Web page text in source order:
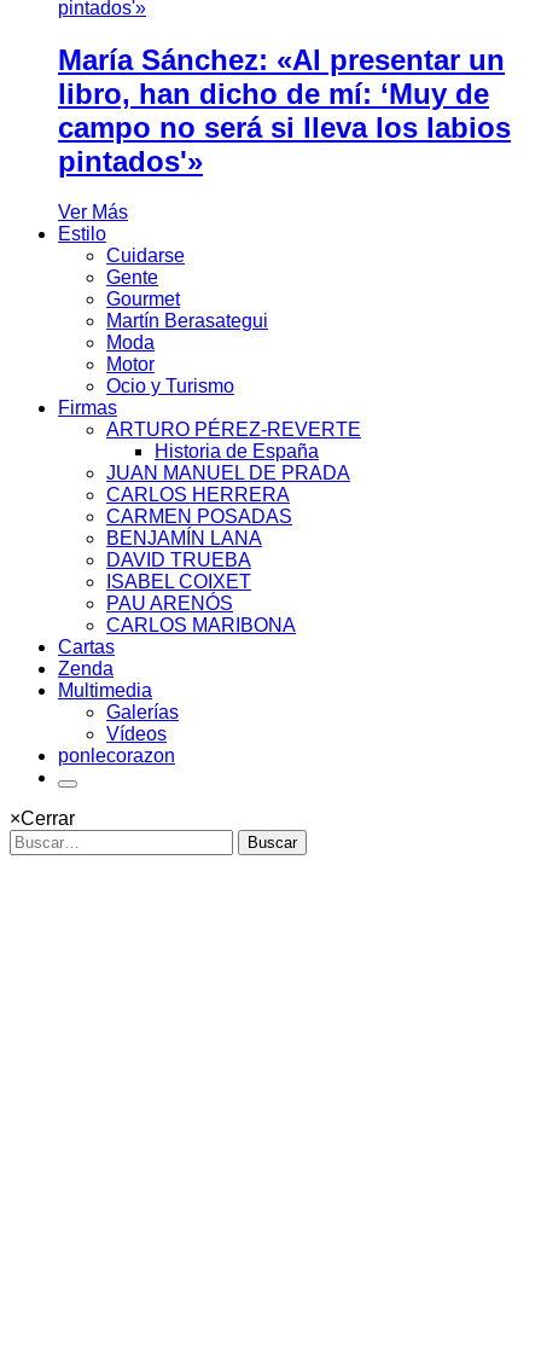
María Sánchez: «Al presentar un
libro, han dicho de mí: ‘Muy de
campo no será si lleva los labios
pintados'»
Ver Más
Estilo
Cuidarse
Gente
Gourmet
Martín Berasategui
Moda
Motor
Ocio y Turismo
Firmas
ARTURO PÉREZ-REVERTE
Historia de España
JUAN MANUEL DE PRADA
CARLOS HERRERA
CARMEN POSADAS
BENJAMÍN LANA
DAVID TRUEBA
ISABEL COIXET
PAU ARENÓS
CARLOS MARIBONA
Cartas
Zenda
Multimedia
Galerías
Vídeos
ponlecorazon
×Cerrar
Buscar